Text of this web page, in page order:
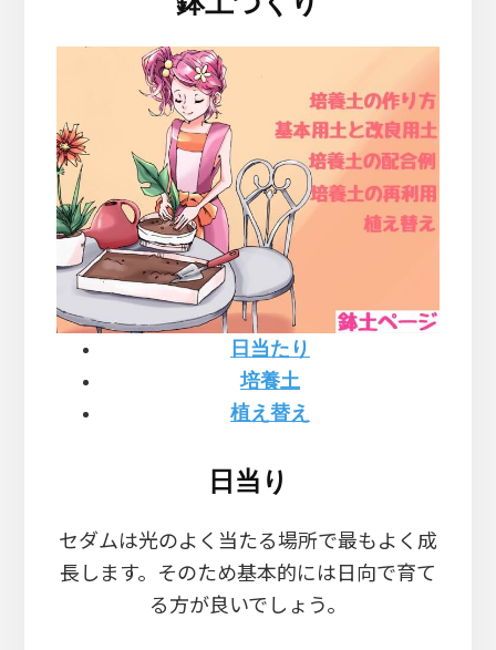
日当たり
培養土
植え替え
日当り
セダムは光のよく当たる場所で最もよく成
長します。そのため基本的には日向で育て
る方が良いでしょう。